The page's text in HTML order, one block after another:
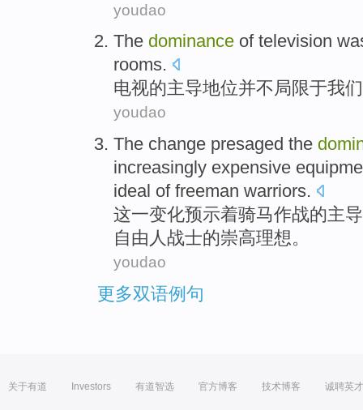
youdao
The dominance of television
rooms.
电视的主导地位并不局限于我们
youdao
The change presaged the
increasingly expensive
ideal of freeman warriors.
这一变化预示着骑马作战的主
自由人战士的崇高理想。
youdao
更多双语例句
关于有道 Investors 有道智选 官方博客 技术博客 诚聘英才